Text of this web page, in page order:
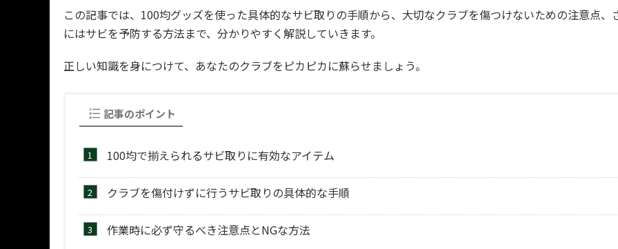
この記事では、100均グッズを使った具体的なサビ取りの手順から、大切なクラブを傷つけないための注意点、
にはサビを予防する方法まで、分かりやすく解説していきます。
正しい知識を身につけて、あなたのクラブをピカピカに蘇らせましょう。
記事のポイント
100均で揃えられるサビ取りに有効なアイテム
クラブを傷付けずに行うサビ取りの具体的な手順
作業時に必ず守るべき注意点とNGな方法